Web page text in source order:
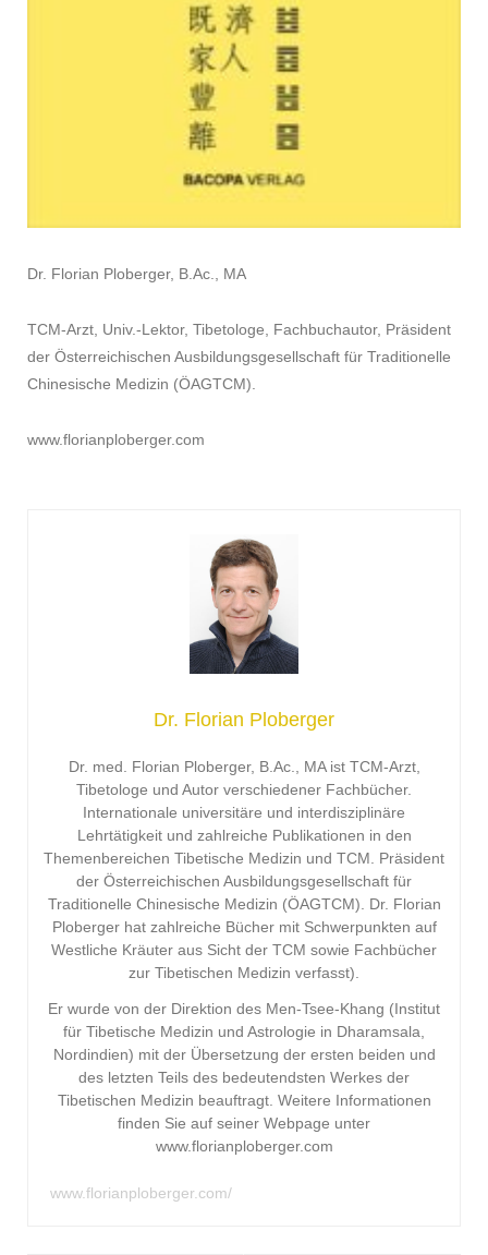
Dr. Florian Ploberger, B.Ac., MA
TCM-Arzt, Univ.-Lektor, Tibetologe, Fachbuchautor, Präsident
der Österreichischen Ausbildungsgesellschaft für Traditionelle
Chinesische Medizin (ÖAGTCM).
www.florianploberger.com
Dr. Florian Ploberger
Dr. med. Florian Ploberger, B.Ac., MA ist TCM-Arzt,
Tibetologe und Autor verschiedener Fachbücher.
Internationale universitäre und interdisziplinäre
Lehrtätigkeit und zahlreiche Publikationen in den
Themenbereichen Tibetische Medizin und TCM. Präsident
der Österreichischen Ausbildungsgesellschaft für
Traditionelle Chinesische Medizin (ÖAGTCM). Dr. Florian
Ploberger hat zahlreiche Bücher mit Schwerpunkten auf
Westliche Kräuter aus Sicht der TCM sowie Fachbücher
zur Tibetischen Medizin verfasst).
Er wurde von der Direktion des Men-Tsee-Khang (Institut
für Tibetische Medizin und Astrologie in Dharamsala,
Nordindien) mit der Übersetzung der ersten beiden und
des letzten Teils des bedeutendsten Werkes der
Tibetischen Medizin beauftragt. Weitere Informationen
finden Sie auf seiner Webpage unter
www.florianploberger.com
www.florianploberger.com/